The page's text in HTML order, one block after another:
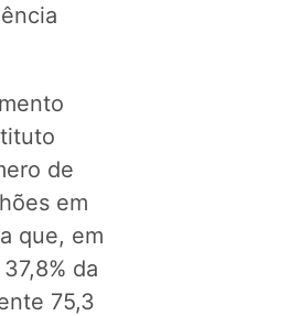
de
em
que, em
da
75,3